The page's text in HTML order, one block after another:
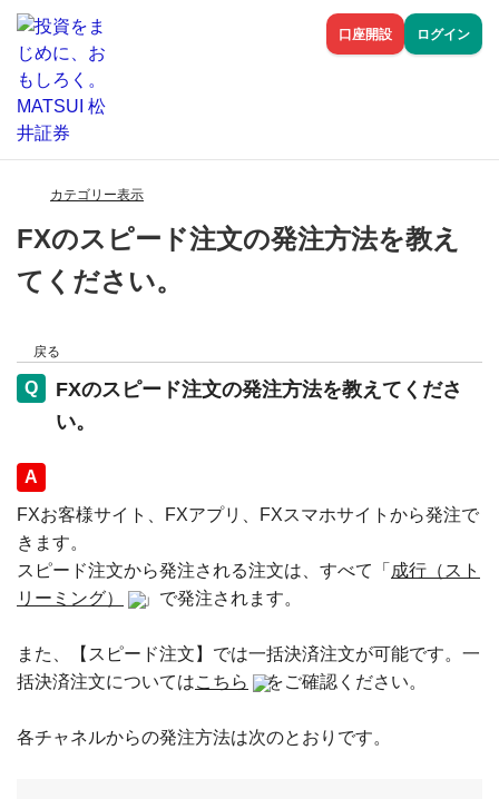
口座開設 ログイン
カテゴリー表示
FXのスピード注文の発注方法を教え
てください。
戻る
FXのスピード注文の発注方法を教えてくださ
い。
回答
FXお客様サイト、FXアプリ、FXスマホサイトから発注で
きます。
スピード注文から発注される注文は、すべて「 成行（スト
リーミング）
」で発注されます。
また、【スピード注文】では一括決済注文が可能です。一
括決済注文についてはこちら をご確認ください。
各チャネルからの発注方法は次のとおりです。